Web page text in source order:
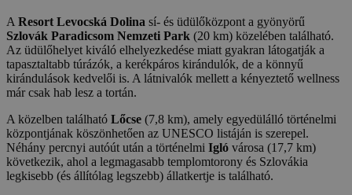
A Resort Levocská Dolina sí- és üdülőközpont a gyönyörű
Szlovák Paradicsom Nemzeti Park (20 km) közelében található.
Az üdülőhelyet kiváló elhelyezkedése miatt gyakran látogatják a
tapasztaltabb túrázók, a kerékpáros kirándulók, de a könnyű
kirándulások kedvelői is. A látnivalók mellett a kényeztető wellness
már csak hab lesz a tortán.
A közelben található Lőcse (7,8 km), amely egyedülálló történelmi
központjának köszönhetően az UNESCO listáján is szerepel.
Néhány percnyi autóút után a történelmi Igló városa (17,7 km)
következik, ahol a legmagasabb templomtorony és Szlovákia
legkisebb (és állítólag legszebb) állatkertje is található.